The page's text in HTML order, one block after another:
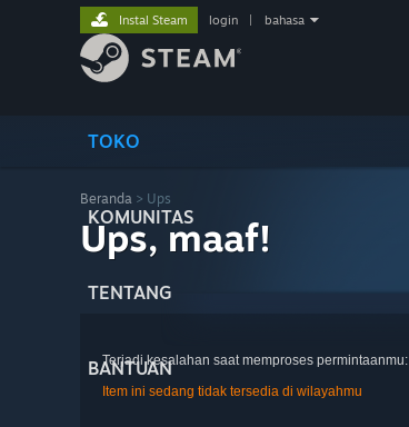
TOKO
KOMUNITAS
TENTANG
BANTUAN
Instal Steam login bahasa
Beranda > Ups
Ups, maaf!
Terjadi kesalahan saat memproses permintaanmu:
Item ini sedang tidak tersedia di wilayahmu